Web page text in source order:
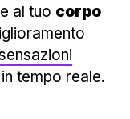
al tuo corpo
in tempo reale.